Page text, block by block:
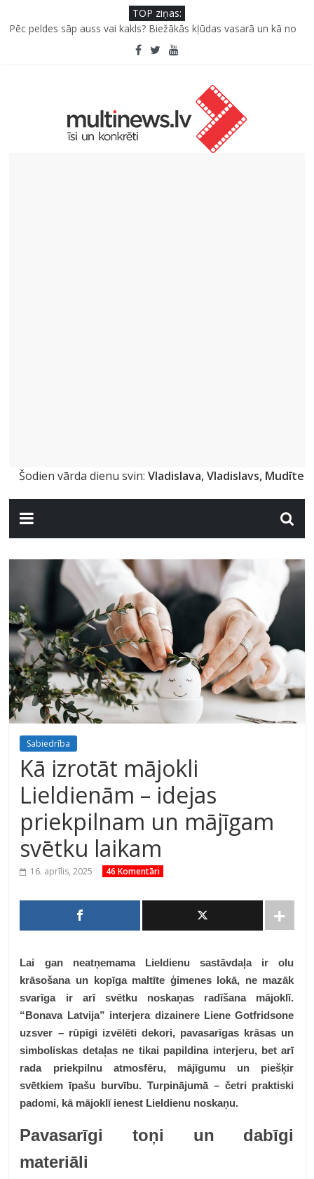
TOP ziņas:
Pūtēju orķestru svētki Rojā
Pēc peldes sāp auss vai kakls? Biežākās kļūdas vasarā un kā no
Šefpavārs iesaka, kā gudri un izdevīgi izmantot kabačus no
sezonas sākuma līdz pat ziemai
5 svarīgi soļi, lai bērns skolā atgrieztos vesels un gatavs
Šodien vārda dienu svin:Vladislava, Vladislavs, Mudīte
Sabiedrība
Kā izrotāt mājokli
Lieldienām – idejas
priekpilnam un mājīgam
svētku laikam
16. aprīlis, 2025 46 Komentāri
Lai gan neatņemama Lieldienu sastāvdaļa ir olu
krāsošana un kopīga maltīte ģimenes lokā, ne mazāk
svarīga ir arī svētku noskaņas radīšana mājoklī.
“Bonava Latvija” interjera dizainere Liene Gotfridsone
uzsver – rūpīgi izvēlēti dekori, pavasarīgas krāsas un
simboliskas detaļas ne tikai papildina interjeru, bet arī
rada priekpilnu atmosfēru, mājīgumu un piešķir
svētkiem īpašu burvību. Turpinājumā – četri praktiski
padomi, kā mājoklī ienest Lieldienu noskaņu.
Pavasarīgi toņi un dabīgi
materiāli